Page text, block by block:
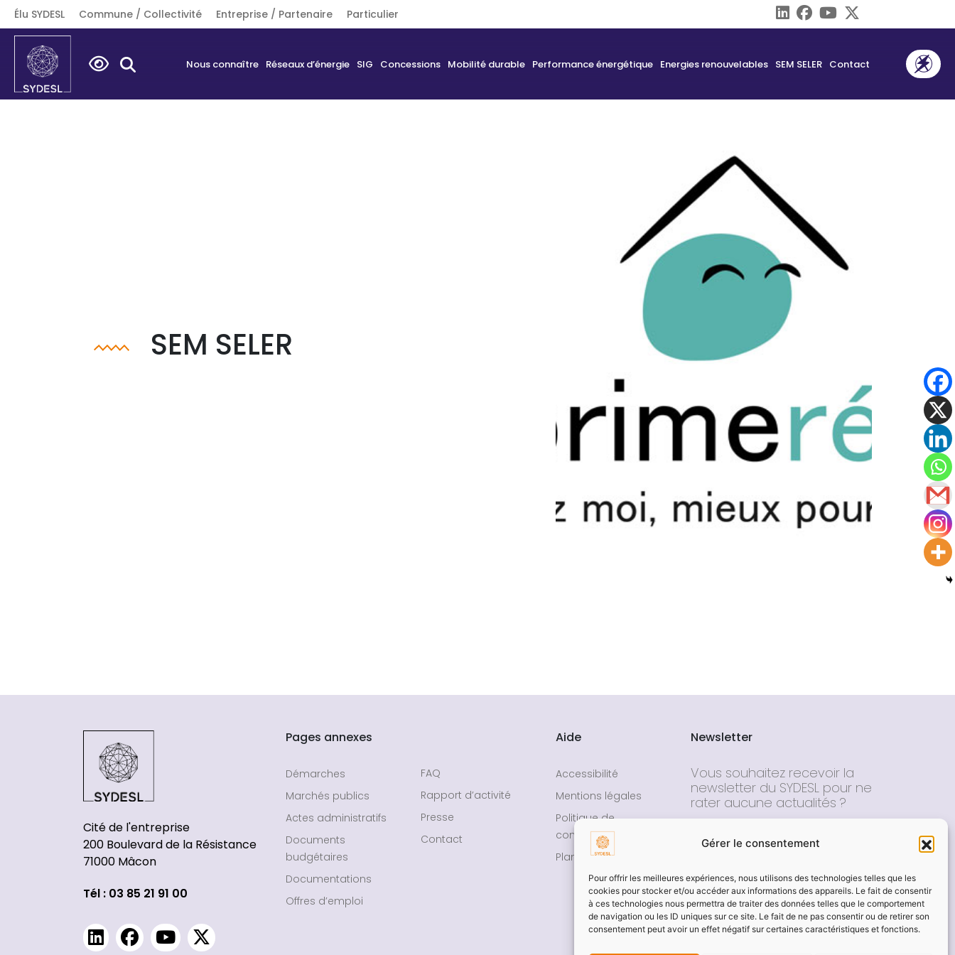
Gérer le consentement
Pour offrir les meilleures expériences, nous utilisons des technologies telles que les
cookies pour stocker et/ou accéder aux informations des appareils. Le fait de consentir
à ces technologies nous permettra de traiter des données telles que le comportement
de navigation ou les ID uniques sur ce site. Le fait de ne pas consentir ou de retirer son
consentement peut avoir un effet négatif sur certaines caractéristiques et fonctions.
Élu SYDESL Commune / Collectivité Entreprise / Partenaire Particulier
Search
for:
Nous connaître Réseaux d’énergie SIG Concessions Mobilité durable Performance énergétique Energies renouvelables SEM SELER Contact
SEM SELER
Cité de l'entreprise
200 Boulevard de la Résistance
71000 Mâcon
Tél : 03 85 21 91 00
Pages annexes
Démarches
Marchés publics
Actes administratifs
Documents
budgétaires
Documentations
Offres d’emploi
FAQ
Rapport d’activité
Presse
Contact
Aide
Accessibilité
Mentions légales
Politique de
confidentialité
Plan du site
Newsletter
Vous souhaitez recevoir la
newsletter du SYDESL pour ne
rater aucune actualités ?
Nom - Prénom